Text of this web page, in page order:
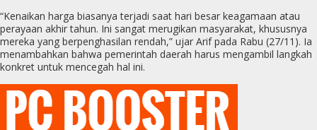
“Kenaikan harga biasanya terjadi saat hari besar keagamaan atau
perayaan akhir tahun. Ini sangat merugikan masyarakat, khususnya
mereka yang berpenghasilan rendah,” ujar Arif pada Rabu (27/11). Ia
menambahkan bahwa pemerintah daerah harus mengambil langkah
konkret untuk mencegah hal ini.